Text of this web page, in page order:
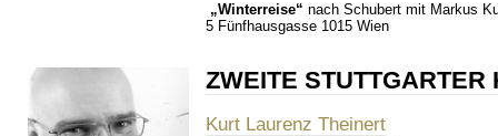
„Winterreise“ nach Schubert mit Markus
5 Fünfhausgasse 1015 Wien
ZWEITE
Kurt Laurenz Theinert